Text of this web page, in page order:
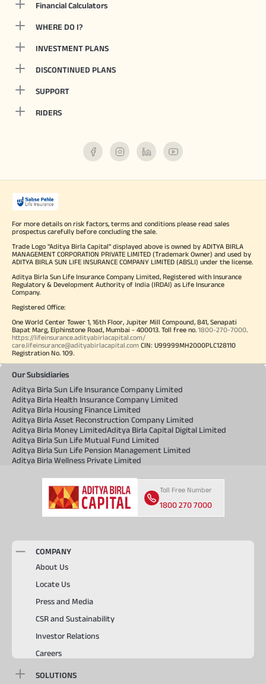
Financial Calculators
WHERE DO I?
INVESTMENT PLANS
DISCONTINUED PLANS
SUPPORT
RIDERS
For more details on risk factors, terms and conditions please read sales
prospectus carefully before concluding the sale.
Trade Logo "Aditya Birla Capital" displayed above is owned by ADITYA BIRLA
MANAGEMENT CORPORATION PRIVATE LIMITED (Trademark Owner) and used by
ADITYA BIRLA SUN LIFE INSURANCE COMPANY LIMITED (ABSLI) under the license.
Aditya Birla Sun Life Insurance Company Limited, Registered with Insurance
Regulatory & Development Authority of India (IRDAI) as Life Insurance
Company.
Registered Office:
One World Center Tower 1, 16th Floor, Jupiter Mill Compound, 841, Senapati
Bapat Marg, Elphinstone Road, Mumbai - 400013. Toll free no. 1800-270-7000.
https://lifeinsurance.adityabirlacapital.com/
care.lifeinsurance@adityabirlacapital.com CIN: U99999MH2000PLC128110
Registration No. 109.
Our Subsidiaries
Aditya Birla Sun Life Insurance Company Limited
Aditya Birla Health Insurance Company Limited
Aditya Birla Housing Finance Limited
Aditya Birla Asset Reconstruction Company Limited
Aditya Birla Money LimitedAditya Birla Capital Digital Limited
Aditya Birla Sun Life Mutual Fund Limited
Aditya Birla Sun Life Pension Management Limited
Aditya Birla Wellness Private Limited
Toll Free Number
1800 270 7000
COMPANY
About Us
Locate Us
Press and Media
CSR and Sustainability
Investor Relations
Careers
SOLUTIONS